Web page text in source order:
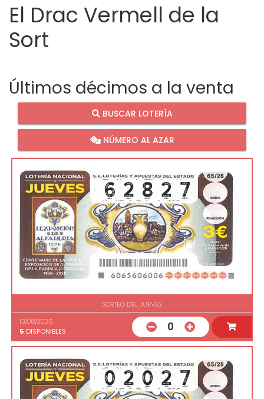
El Drac Vermell de la
Sort
Últimos décimos a la venta
BUSCAR LOTERÍA
NÚMERO AL AZAR
SORTEO DEL JUEVES
13/08/2026
5 DISPONIBLES 0